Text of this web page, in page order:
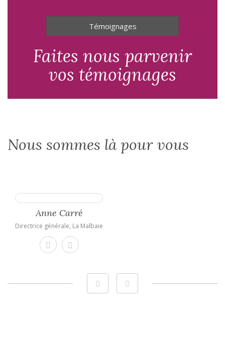
Témoignages
Faites nous parvenir
vos témoignages
Nous sommes là pour vous
Anne Carré
Directrice générale, La Malbaie